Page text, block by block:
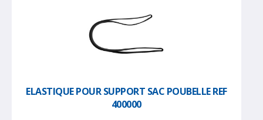
ELASTIQUE POUR SUPPORT SAC POUBELLE REF
400000